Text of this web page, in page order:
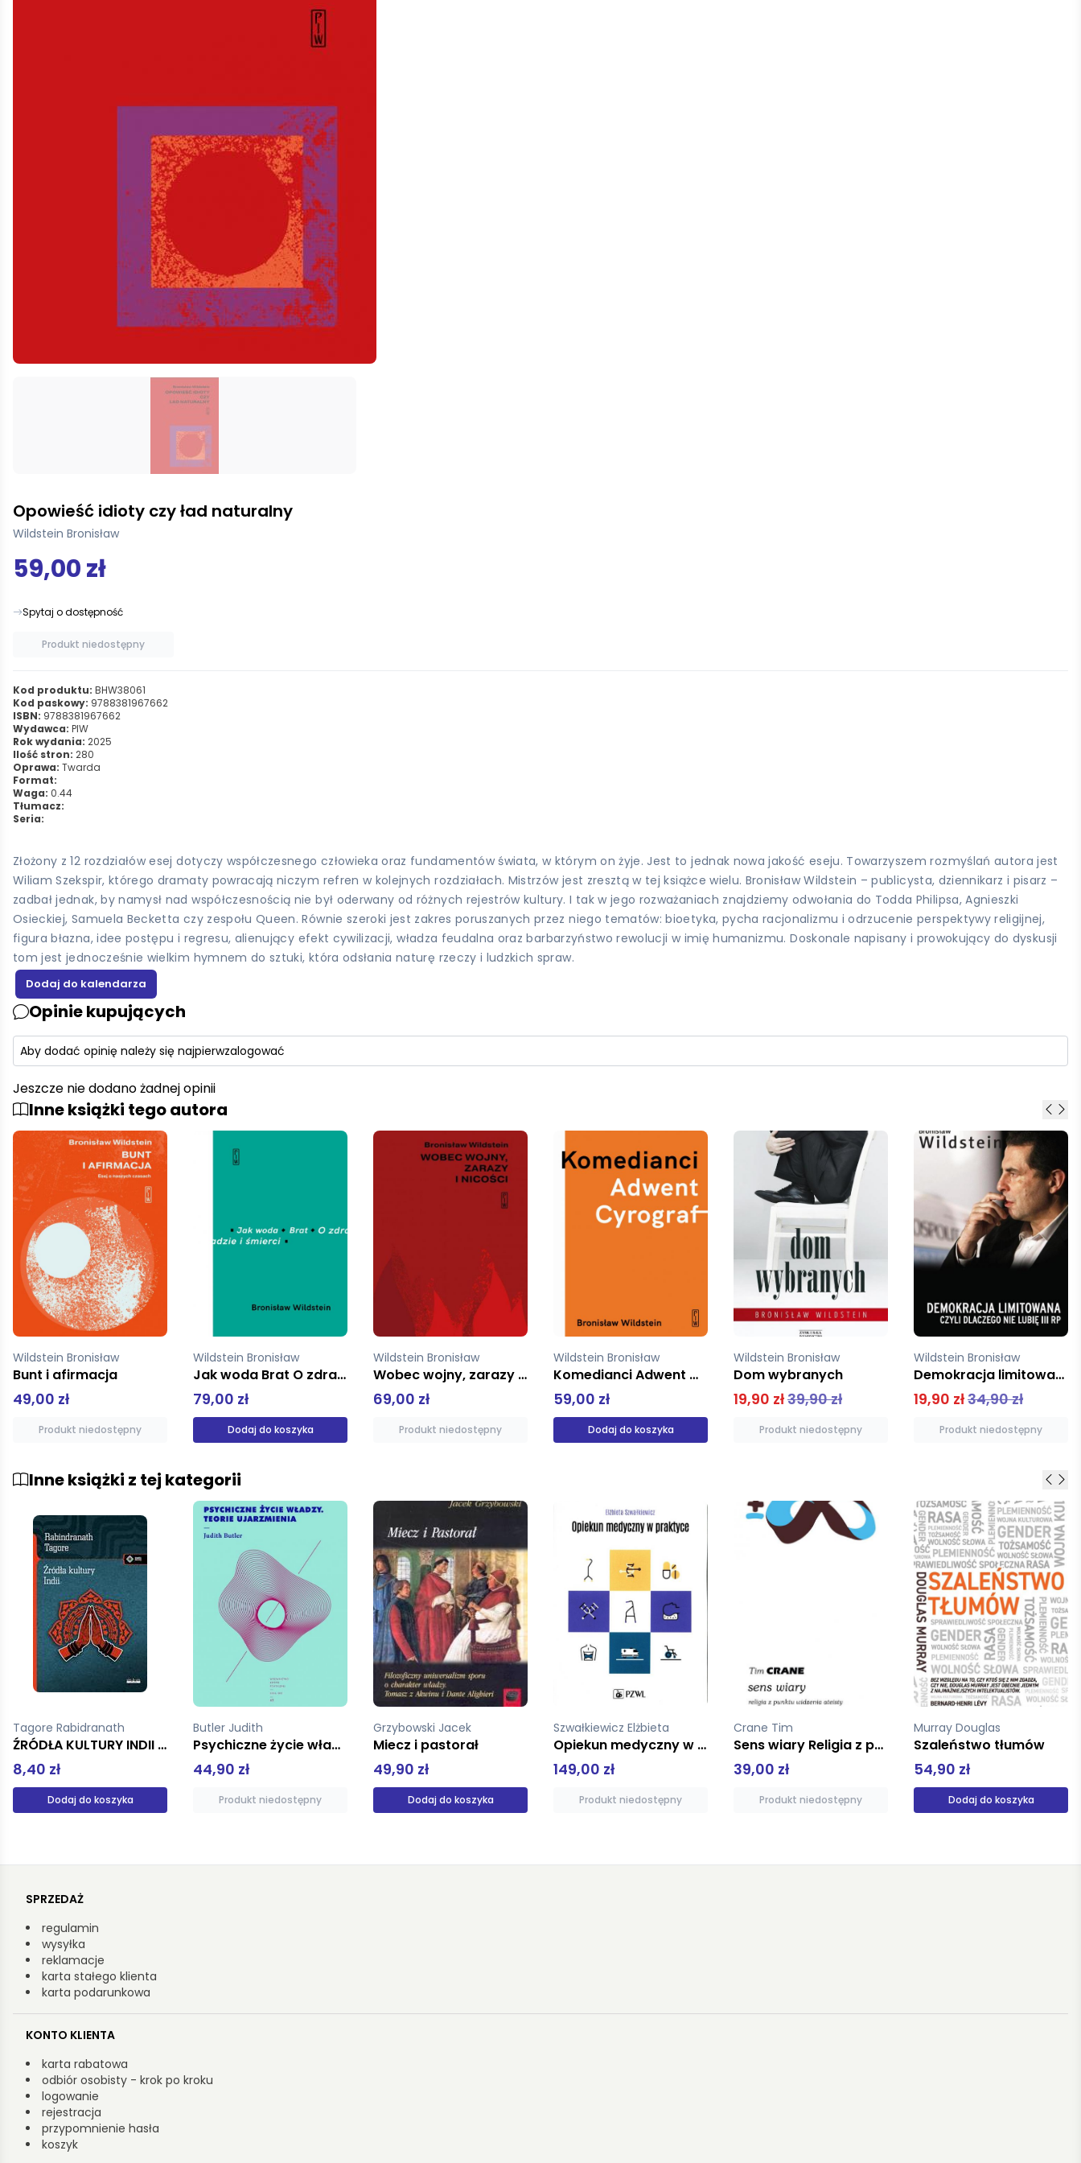
Opowieść idioty czy ład naturalny
Wildstein Bronisław
59,00 zł
Spytaj o dostępność
Produkt niedostępny
Kod produktu: BHW38061
Kod paskowy: 9788381967662
ISBN: 9788381967662
Wydawca: PIW
Rok wydania: 2025
Ilość stron: 280
Oprawa: Twarda
Format:
Waga: 0.44
Tłumacz:
Seria:
Złożony z 12 rozdziałów esej dotyczy współczesnego człowieka oraz fundamentów świata, w którym on żyje. Jest to jednak nowa jakość eseju. Towarzyszem rozmyślań autora jest
Wiliam Szekspir, którego dramaty powracają niczym refren w kolejnych rozdziałach. Mistrzów jest zresztą w tej książce wielu. Bronisław Wildstein – publicysta, dziennikarz i pisarz –
zadbał jednak, by namysł nad współczesnością nie był oderwany od różnych rejestrów kultury. I tak w jego rozważaniach znajdziemy odwołania do Todda Philipsa, Agnieszki
Osieckiej, Samuela Becketta czy zespołu Queen. Równie szeroki jest zakres poruszanych przez niego tematów: bioetyka, pycha racjonalizmu i odrzucenie perspektywy religijnej,
figura błazna, idee postępu i regresu, alienujący efekt cywilizacji, władza feudalna oraz barbarzyństwo rewolucji w imię humanizmu. Doskonale napisany i prowokujący do dyskusji
tom jest jednocześnie wielkim hymnem do sztuki, która odsłania naturę rzeczy i ludzkich spraw.
Opinie kupujących
Aby dodać opinię należy się najpierwzalogować
Jeszcze nie dodano żadnej opinii
Inne książki tego autora
Wildstein Bronisław
79,00 zł
Dodaj do koszyka
Wildstein Bronisław
Wobec wojny, zarazy i nicości
69,00 zł
Produkt niedostępny
Wildstein Bronisław
Komedianci Adwent Cyrograf
59,00 zł
Dodaj do koszyka
Wildstein Bronisław
Dom wybranych
19,90 zł39,90 zł
Produkt niedostępny
Wildstein Bronisław
19,90 zł34,90 zł
Produkt niedostępny
Wildstein Bronisław
Bunt i afirmacja
49,00 zł
Produkt niedostępny
Inne książki z tej kategorii
Butler Judith
Psychiczne życie władzy Teorie ujarzmienia
44,90 zł
Produkt niedostępny
Grzybowski Jacek
Miecz i pastorał
49,90 zł
Dodaj do koszyka
Szwałkiewicz Elżbieta
149,00 zł
Produkt niedostępny
Crane Tim
Sens wiary Religia z punktu widzenia ateisty
39,00 zł
Produkt niedostępny
Murray Douglas
Szaleństwo tłumów
54,90 zł
Dodaj do koszyka
Hadot Pierre
68,00 zł
Produkt niedostępny
SPRZEDAŻ
regulamin
wysyłka
reklamacje
karta stałego klienta
karta podarunkowa
KONTO KLIENTA
karta rabatowa
odbiór osobisty - krok po kroku
logowanie
rejestracja
przypomnienie hasła
koszyk